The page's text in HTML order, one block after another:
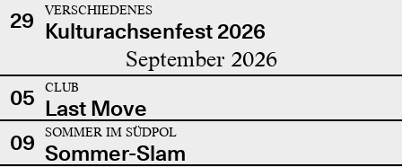
29 VERSCHIEDENES
Kulturachsenfest 2026
September 2026
05 CLUB
Last Move
09
SOMMER IM SÜDPOL
Sommer-Slam